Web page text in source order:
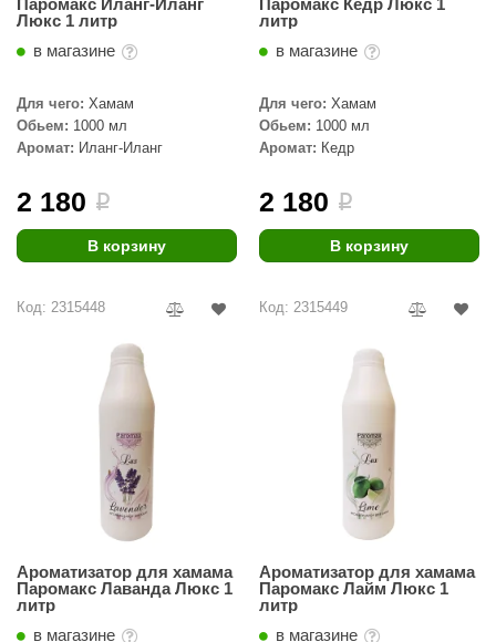
Паромакс Иланг-Иланг
Люкс 1 литр
в магазине
Для чего: Хамам
Обьем: 1000 мл
Аромат: Иланг-Иланг
2 180 i
В корзину
Паромакс Кедр Люкс 1
литр
в магазине
Для чего: Хамам
Обьем: 1000 мл
Аромат: Кедр
2 180 i
В корзину
Код: 2315448
Ароматизатор для хамама
Паромакс Лаванда Люкс 1
литр
в магазине
Код: 2315449
Ароматизатор для хамама
Паромакс Лайм Люкс 1
литр
в магазине